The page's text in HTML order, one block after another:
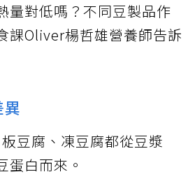
量對低嗎？不同豆製品作
課Oliver楊哲雄營養師告訴
豆腐、凍豆腐都從豆漿
蛋白而來。